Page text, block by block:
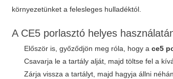
környezetünket a felesleges hulladéktól.
A CE5 porlasztó helyes
Először is, győződjön meg róla, hogy ace5
Csavarja le a tartály alját, majd töltse fel a
Zárja vissza a tartályt, majd hagyja állni